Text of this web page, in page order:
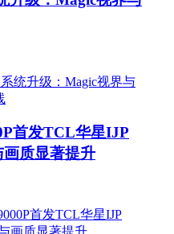
首发TCL华星IJP
质显著提升